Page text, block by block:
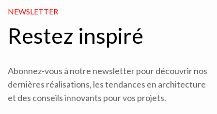
NEWSLETTER
Restez inspiré
Abonnez-vous à notre newsletter pour découvrir nos
dernières réalisations, les tendances en architecture
et des conseils innovants pour vos projets.